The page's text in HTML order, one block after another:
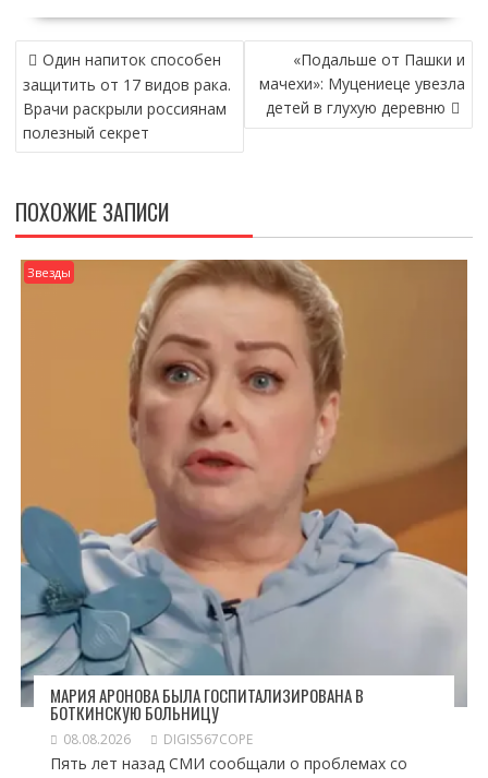
НАВИГАЦИЯ
ПО
ЗАПИСЯМ
Один напиток способен
защитить от 17 видов рака.
Врачи раскрыли россиянам
полезный секрет
«Подальше от Пашки и
мачехи»: Муцениеце увезла
детей в глухую деревню
ПОХОЖИЕ ЗАПИСИ
Звезды
МАРИЯ АРОНОВА БЫЛА ГОСПИТАЛИЗИРОВАНА В
БОТКИНСКУЮ БОЛЬНИЦУ
08.08.2026 DIGIS567COPE
Пять лет назад СМИ сообщали о проблемах со